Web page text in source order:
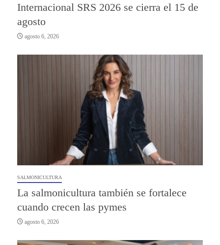
Internacional SRS 2026 se cierra el 15 de
agosto
agosto 6, 2026
SALMONICULTURA
La salmonicultura también se fortalece
cuando crecen las pymes
agosto 6, 2026